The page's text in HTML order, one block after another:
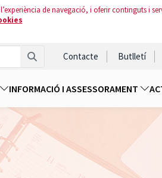
de navegació, i oferir continguts i
Contacte Butlletí
INFORMACIÓ I ASSESSORAMENT